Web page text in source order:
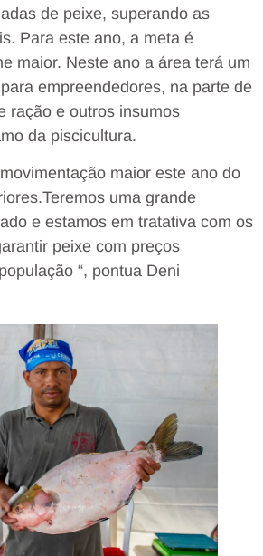
de peixe, superando as
Para este ano, a meta é
maior. Neste ano a área terá um
empreendedores, na parte de
ração e outros insumos
da piscicultura.
maior este ano do
uma grande
e estamos em tratativa com os
peixe com preços
“, pontua Deni